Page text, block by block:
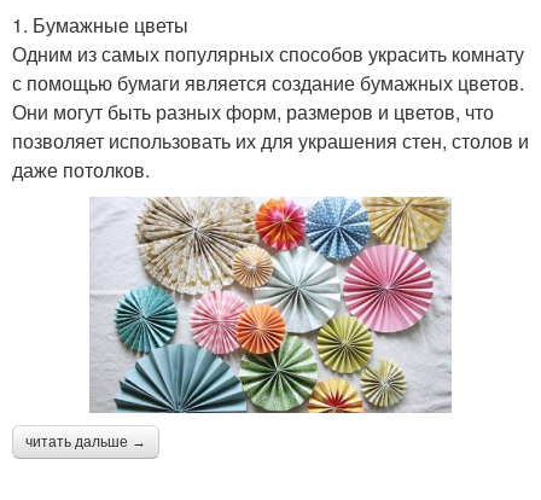
1. Бумажные цветы
Одним из самых популярных способов украсить комнату
с помощью бумаги является создание бумажных цветов.
Они могут быть разных форм, размеров и цветов, что
позволяет использовать их для украшения стен, столов и
даже потолков.
читать дальше →